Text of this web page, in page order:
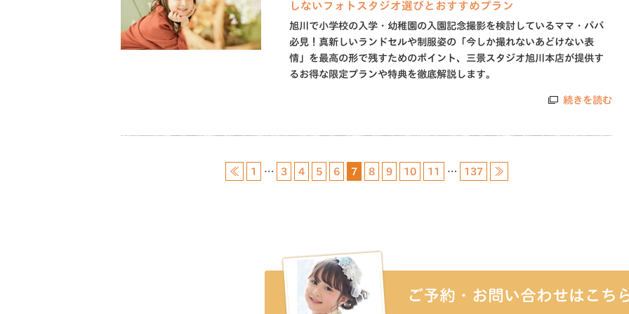
しないフォトスタジオ選びとおすすめプラン
旭川で小学校の入学・幼稚園の入園記念撮影を検討しているママ・パパ
必見！真新しいランドセルや制服姿の「今しか撮れないあどけない表
情」を最高の形で残すためのポイント、三景スタジオ旭川本店が提供す
るお得な限定プランや特典を徹底解説します。
続きを読む
≪ 1 … 3 4 5 6 7 8 9 10 11 … 137 ≫
ご予約・お問い合わせはこち